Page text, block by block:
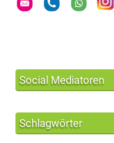
Social Mediatoren
Schlagwörter